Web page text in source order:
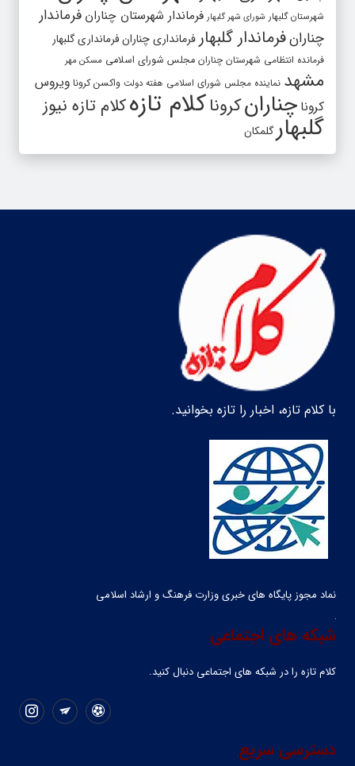
شهرستان گلبهار شورای شهر گلبهار فرماندار شهرستان چناران فرماندار
چنارانفرماندار گلبهار فرمانداری چنارانفرمانداری گلبهار
فرمانده انتظامی شهرستان چناران مجلس شورای اسلامی مسکن مهر
مشهد نماینده مجلس شورای اسلامی هفته دولت واکسن کرونا ویروس
کرونا چنارانکروناکلام تازهکلام تازه نیوز
گلبهارگلمکان
با کلام تازه، اخبار را تازه بخوانید.
نماد مجوز پایگاه های خبری وزارت فرهنگ و ارشاد اسلامی
شبکه های اجتماعی
کلام تازه را در شبکه ‌های اجتماعی دنبال کنید.
دسترسی سریع